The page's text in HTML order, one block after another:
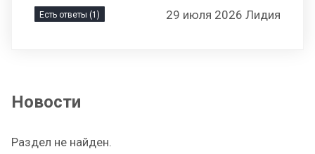
Есть ответы (1) 29 июля 2026 Лидия
Новости
Раздел не найден.